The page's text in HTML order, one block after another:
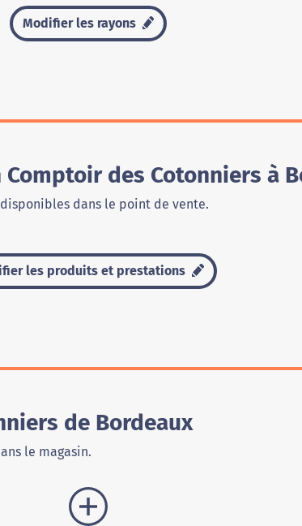
Modifier les rayons
des Cotonniers à
dans le point de vente.
les produits et prestations
de Bordeaux
le magasin.